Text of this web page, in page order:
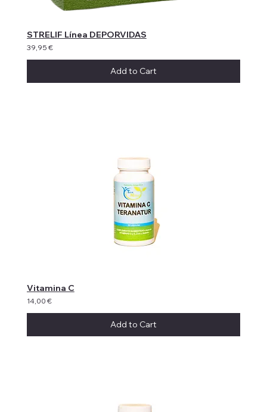
STRELIF Línea DEPORVIDAS
39,95 €
Add to Cart
Vitamina C
14,00 €
Add to Cart